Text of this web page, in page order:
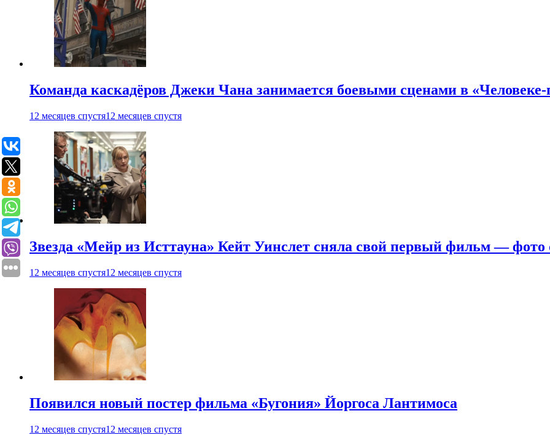
Команда каскадёров Джеки Чана занимается боевыми сценами в «Человеке-
12 месяцев спустя12 месяцев спустя
Звезда «Мейр из Исттауна» Кейт Уинслет сняла свой первый фильм — фото
12 месяцев спустя12 месяцев спустя
Появился новый постер фильма «Бугония» Йоргоса Лантимоса
12 месяцев спустя12 месяцев спустя